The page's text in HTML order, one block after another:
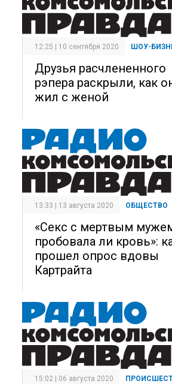
12:25 | 10 сентября 2020 ШОУ-
Друзья расчлененного
рэпера раскрыли, как
жил с женой
13:33 | 13 августа 2020 ОБЩЕСТВО
«Секс с мертвым
пробовала ли кровь»:
прошел опрос вдовы
Картрайта
15:02 | 06 августа 2020